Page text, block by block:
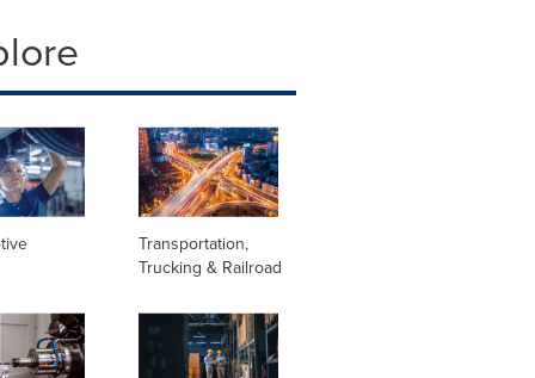
Transportation,
Trucking & Railroad